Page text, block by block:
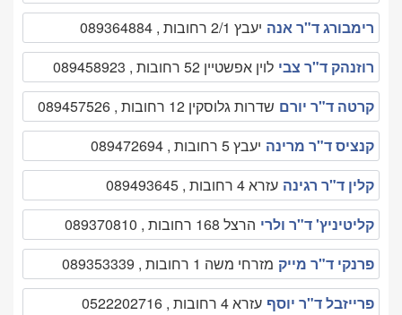
רימבורג ד"ר אנה יעבץ 2/1 רחובות , 089364884
רוזנהק ד"ר צבי לוין אפשטיין 52 רחובות , 089458923
קרטה ד"ר יורם שדרות גלוסקין 12 רחובות , 089457526
קנציס ד"ר מרינה יעבץ 5 רחובות , 089472694
קלין ד"ר רגינה עזרא 4 רחובות , 089493645
קליטיניץ' ד"ר ולרי הרצל 168 רחובות , 089370810
פרנקי ד"ר מייק מזרחי משה 1 רחובות , 089353339
פרייזבל ד"ר יוסף עזרא 4 רחובות , 0522202716